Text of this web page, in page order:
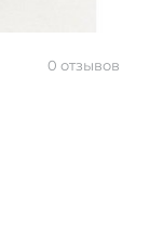
0 отзывов